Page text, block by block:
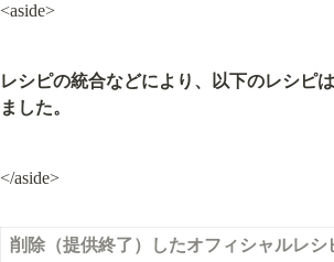
<aside>
レシピの統合などにより、以下のレシピ
ました。
</aside>
削除（提供終了）したオフィシャルレシ